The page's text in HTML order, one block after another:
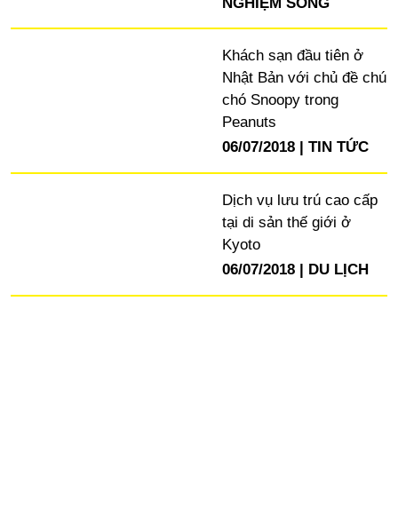
Khách sạn đầu tiên ở
Nhật Bản với chủ đề chú
chó Snoopy trong
Peanuts
06/07/2018
TIN TỨC
Dịch vụ lưu trú cao cấp
tại di sản thế giới ở
Kyoto
06/07/2018
DU LỊCH